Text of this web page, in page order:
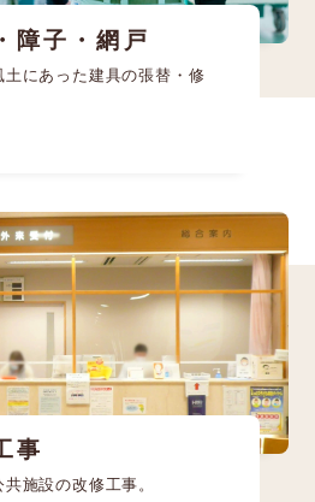
障子・網戸
土にあった建具の張替・修
事
施設の改修工事。